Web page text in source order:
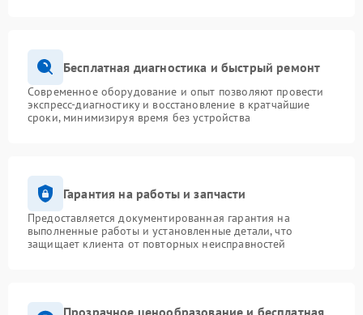
Бесплатная диагностика и быстрый ремонт
Современное оборудование и опыт позволяют провести
экспресс-диагностику и восстановление в кратчайшие
сроки, минимизируя время без устройства
Гарантия на работы и запчасти
Предоставляется документированная гарантия на
выполненные работы и установленные детали, что
защищает клиента от повторных неисправностей